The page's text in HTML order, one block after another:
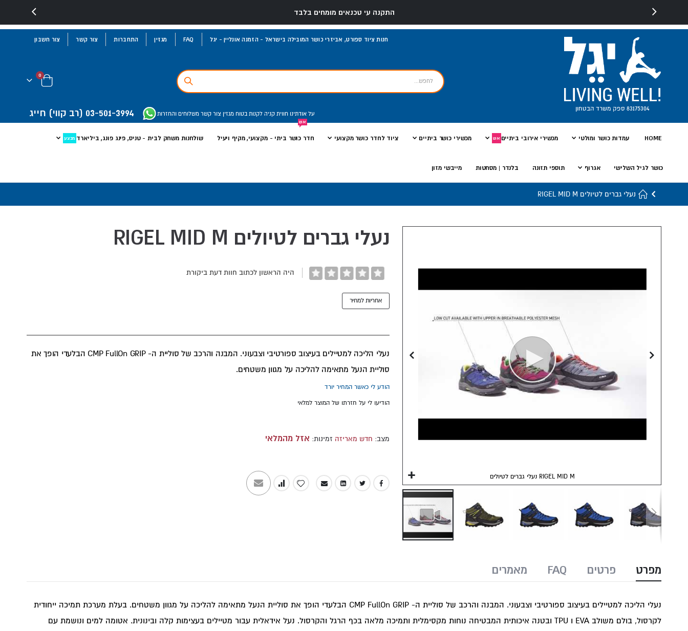
התקנה עי טכנאים מומחים בלבד
חנות ציוד ספורט, אביזרי כושר המובילה בישראל - הזמנה אונליין - יגל FAQ מגזין התחברות צור קשר צור חשבון
83175304 ספק משרד הבטחון 03-501-3994 (רב קווי) חייג על אודתינו חווית קניה לקנות בטוח מגזין צור קשר משלוחים והחזרות
Cart
0פריטים
HOME עמדות כושר ומולטי מכשירי אירובי ביתיים אש מכשירי כושר ביתיים ציוד לחדר כושר מקצועי חדר כושר ביתי - מקצועי, מקיף ויעיל
אש
שולחנות משחק לבית - טניס, פינג פונג, ביליארד מבצע
כושר לגיל השלישי אגרוף תוספי תזונה בלנדר | מסחטות מייבשי מזון
נעלי גברים לטיולים RIGEL MID M
נעלי גברים לטיולים RIGEL MID M נעלי גברים לטיולים RIGEL MID M
the
images
נעלי גברים לטיולים RIGEL MID M
היה הראשון לכתוב חוות דעת ביקורת
אחריות למחיר
נעלי הליכה למטיילים בעיצוב ספורטיבי וצבעוני. המבנה והרכב של סוליית ה- CMP FullOn GRIP הבלעדי הופך את
סוליית הנעל מתאימה להליכה על מגוון משטחים.
הודע לי כאשר המחיר יורד
הודיעו לי על חזרתו של המוצר למלאי
מצב: חדש מאריזה זמינות: אזל מהמלאי
מפרט
נעלי הליכה למטיילים בעיצוב ספורטיבי וצבעוני. המבנה והרכב של סוליית ה- CMP FullOn GRIP הבלעדי הופך את סוליית הנעל מתאימה להליכה על מגוון משטחים. בעלת מערכת תמיכה ייחודית
לקרסול, בולם משולב EVA ו TPU ובטנה איכותית המבטיחה נוחות מקסימלית ותמיכה מלאה בכף הרגל והקרסול. נעל אידאלית עבור מטיילים בעצימות קלה ובינונית. אטומה למים ונושמת עם
פרטים FAQ מאמרים